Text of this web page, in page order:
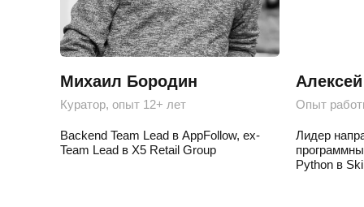
Михаил Бородин
Куратор, опыт 12+ лет
Backend Team Lead в AppFollow, ex-
Team Lead в X5 Retail Group
Опыт
Лидер
Python в